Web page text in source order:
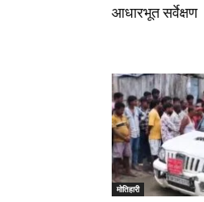
आधारभूत सर्वेक्षण
मोतिहारी